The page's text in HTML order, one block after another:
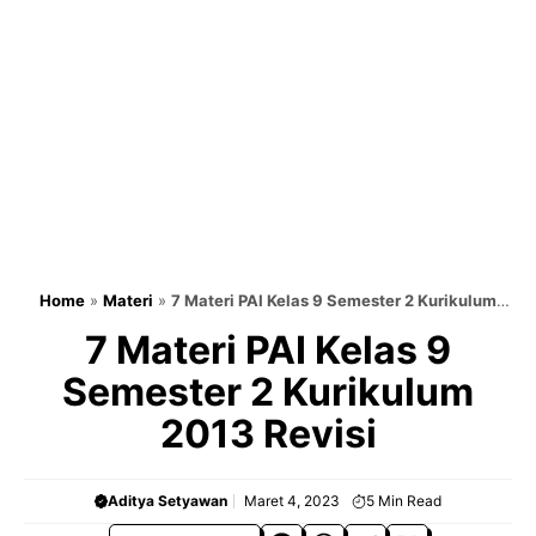
Home » Materi » 7 Materi PAI Kelas 9 Semester 2 Kurikulum
7 Materi PAI Kelas 9
Semester 2 Kurikulum
2013 Revisi
Aditya Setyawan Maret 4, 2023 5 Min Read